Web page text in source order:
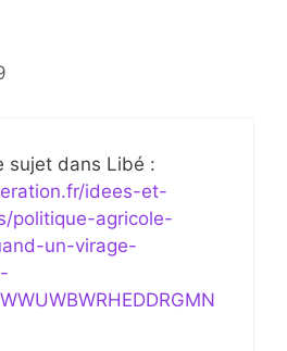
sujet dans Libé :
idees-et-
politique-agricole-
un-virage-